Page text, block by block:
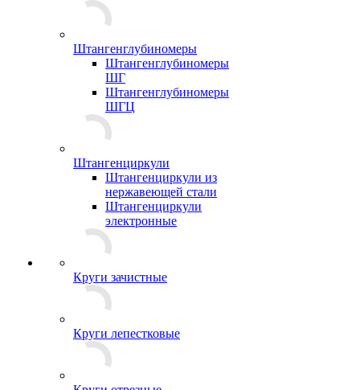
Штангенглубиномеры
Штангенглубиномеры
ШГ
Штангенглубиномеры
ШГЦ
Штангенциркули
Штангенциркули из
нержавеющей стали
Штангенциркули
электронные
Круги зачистные
Круги лепестковые